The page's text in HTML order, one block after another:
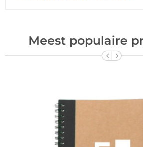
Meest populaire